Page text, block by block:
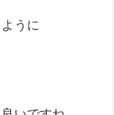
うに